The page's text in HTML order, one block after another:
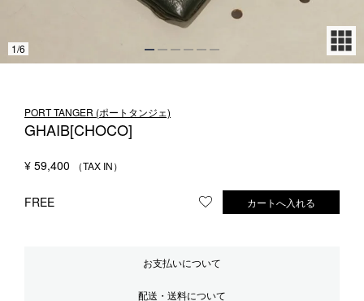
1/6
PORT TANGER (ポートタンジェ)
GHAIB[CHOCO]
¥ 59,400
FREE お気に入りに登録する
カートへ入れる
お支払いについて
配送・送料について